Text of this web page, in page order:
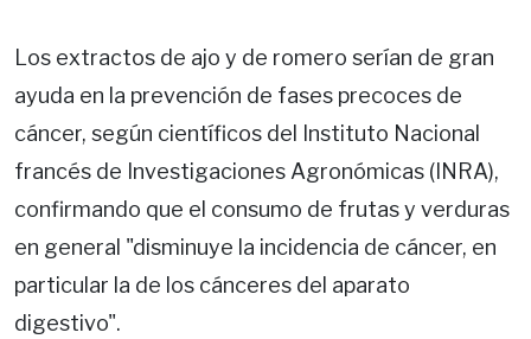
Los extractos de ajo y de romero serían de gran
ayuda en la prevención de fases precoces de
cáncer, según científicos del Instituto Nacional
francés de Investigaciones Agronómicas (INRA),
confirmando que el consumo de frutas y verduras
en general "disminuye la incidencia de cáncer, en
particular la de los cánceres del aparato
digestivo".